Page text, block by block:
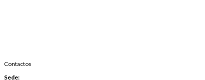
Contactos
Sede: